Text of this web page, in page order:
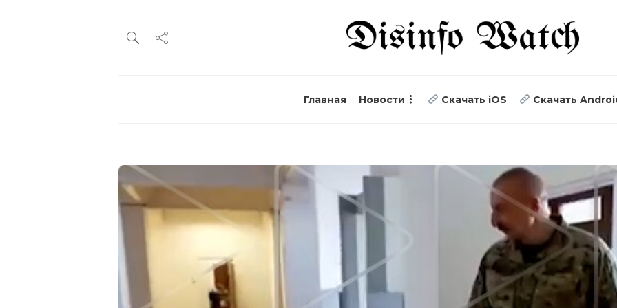
Главная Новости Скачать iOS Скачать